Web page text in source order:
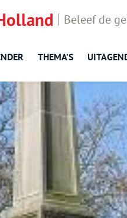
Beleef de
THEMA’S